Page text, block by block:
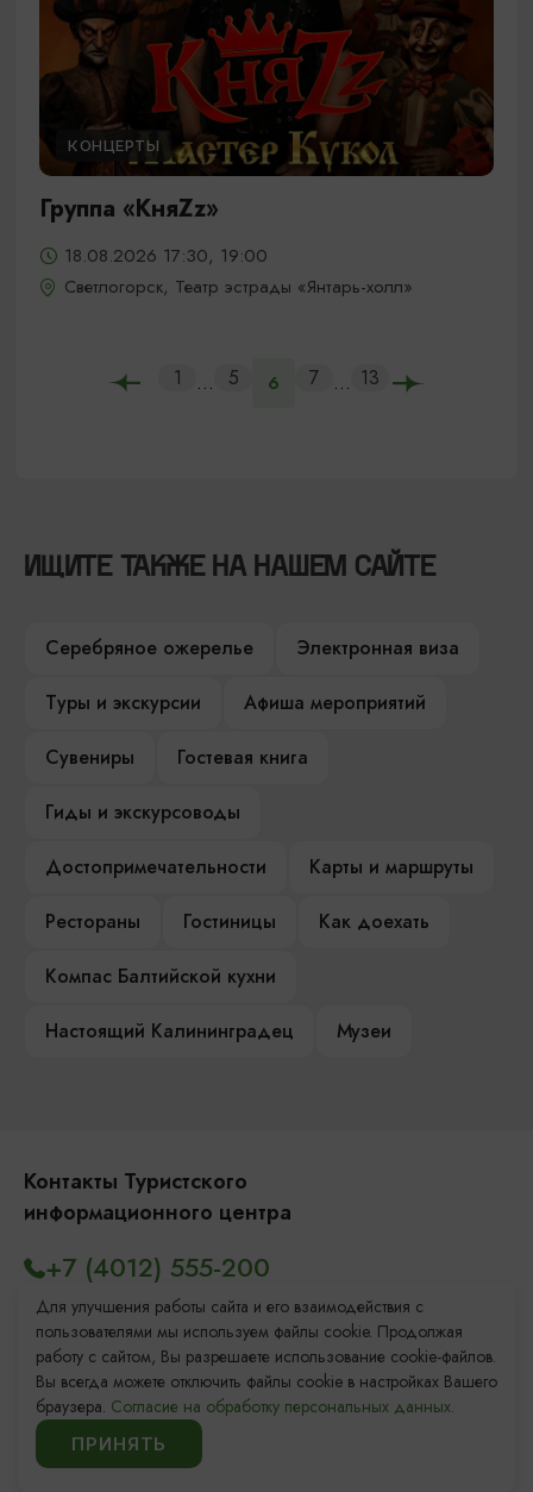
КОНЦЕРТЫ
Группа «КняZz»
18.08.2026 17:30, 19:00
Светлогорск, Театр эстрады «Янтарь-холл»
1 ... 5 6 7 ... 13
ИЩИТЕ ТАКЖЕ НА НАШЕМ САЙТЕ
Серебряное ожерелье
Электронная виза
Туры и экскурсии
Афиша мероприятий
Сувениры
Гостевая книга
Гиды и экскурсоводы
Достопримечательности
Карты и маршруты
Рестораны
Гостиницы
Как доехать
Компас Балтийской кухни
Настоящий Калининградец
Музеи
Контакты Туристского
информационного центра
Площадь Победы, 1 Закрыто
ул. Октябрьская, 2/3 Открыто
+7 (4012) 555-200
8 (800) 200-55-39
info@visit-kaliningrad.ru
Для улучшения работы сайта и его взаимодействия с
пользователями мы используем файлы cookie. Продолжая
работу с сайтом, Вы разрешаете использование cookie-файлов.
Вы всегда можете отключить файлы cookie в настройках Вашего
браузера. Согласие на обработку персональных данных.
ПРИНЯТЬ